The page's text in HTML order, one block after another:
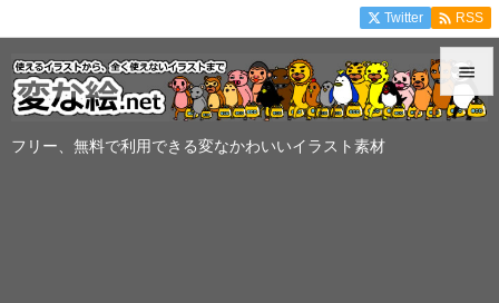
フリー、無料で利用できる変なかわいいイラスト素材


Twitter  RSS